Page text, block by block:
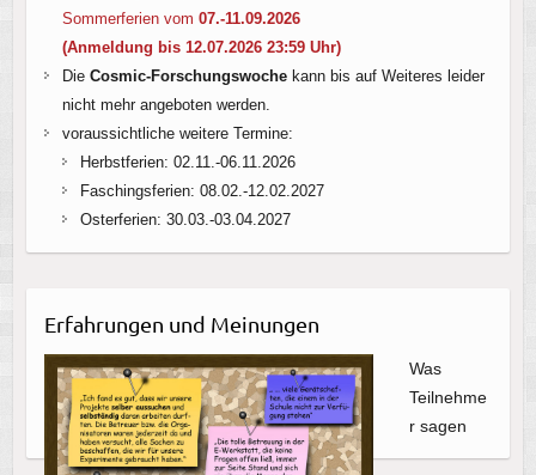
Sommerferien vom 07.-11.09.2026
(Anmeldung bis 12.07.2026 23:59 Uhr)
Die Cosmic-Forschungswochekann bis auf Weiteres leider
nicht mehr angeboten werden.
voraussichtliche weitere Termine:
Herbstferien: 02.11.-06.11.2026
Faschingsferien: 08.02.-12.02.2027
Osterferien: 30.03.-03.04.2027
Erfahrungen und Meinungen
Was
Teilnehme
r sagen